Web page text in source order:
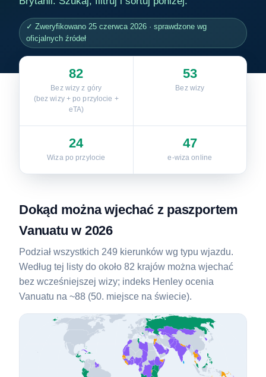
✓ Zweryfikowano 25 czerwca 2026 · sprawdzone wg
oficjalnych źródeł
82
Bez wizy z góry
(bez wizy + po przylocie +
eTA)
53
Bez wizy
24
Wiza po przylocie
47
e-wiza online
Dokąd można wjechać z paszportem
Vanuatu w 2026
Podział wszystkich 249 kierunków wg typu wjazdu.
Według tej listy do około 82 krajów można wjechać
bez wcześniejszej wizy; indeks Henley ocenia
Vanuatu na ~88 (50. miejsce na świecie).